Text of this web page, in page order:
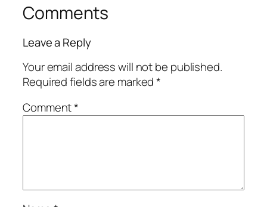
Comments
Leave a Reply
Your email address will not be published.
Required fields are marked*
Comment*